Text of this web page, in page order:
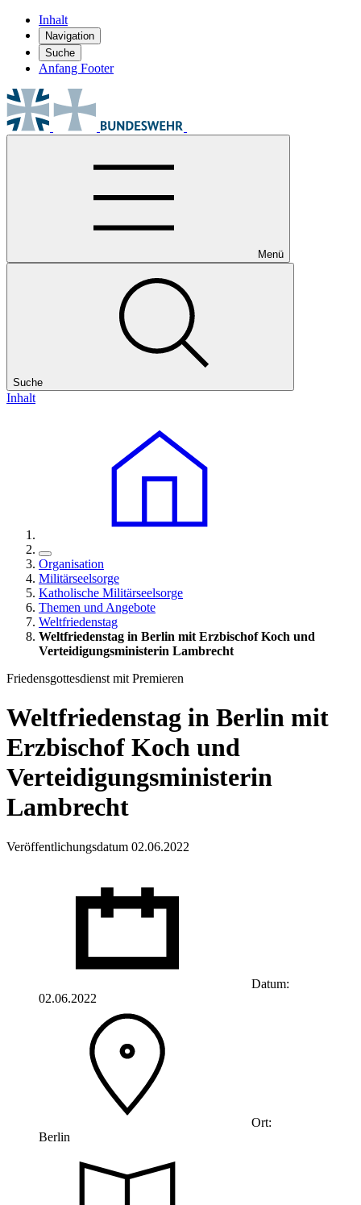
Inhalt
Navigation
Suche
Anfang Footer
Menü
Suche
Inhalt
Organisation
Militärseelsorge
Katholische Militärseelsorge
Themen und Angebote
Weltfriedenstag
Weltfriedenstag in Berlin mit Erzbischof Koch und
Verteidigungsministerin Lambrecht
Friedensgottesdienst mit Premieren
Weltfriedenstag in Berlin mit
Erzbischof Koch und
Verteidigungsministerin
Lambrecht
Veröffentlichungsdatum 02.06.2022
Datum:
02.06.2022
Ort:
Berlin